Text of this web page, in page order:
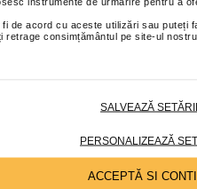
de acord cu aceste utilizări sau
consimțământul pe site-ul
SALVEAZĂ
PERSONALIZEAZĂ
ACCEPTĂ SI
cu ser
Crema eritem
protectoare care contine